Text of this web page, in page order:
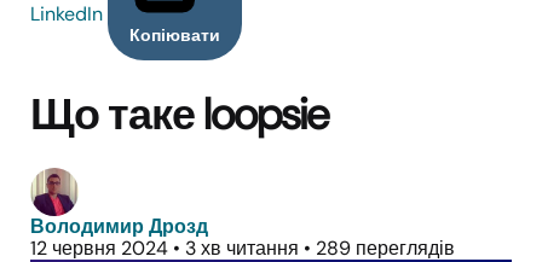
LinkedIn
Копіювати
Що таке loopsie
Володимир Дрозд
12 червня 2024 • 3 хв читання • 289 переглядів